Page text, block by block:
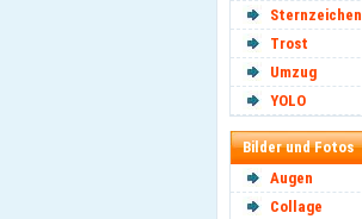
Sternzeichen
Trost
Umzug
YOLO
Bilder und Fotos
Augen
Collage